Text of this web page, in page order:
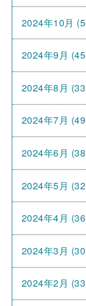
2024年10月
2024年9月
2024年8月
2024年7月
2024年6月
2024年5月
2024年4月
2024年3月
2024年2月